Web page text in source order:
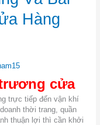
Hàng
cửa
trực tiếp đến vận khí
thời trang, quần
thuận lợi thì cần khởi